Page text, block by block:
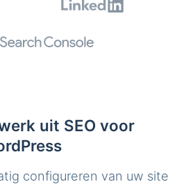
uit SEO voor
configureren van uw site